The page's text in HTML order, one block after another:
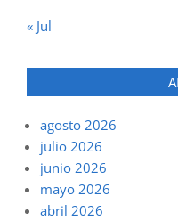
« Jul
agosto 2026
julio 2026
junio 2026
mayo 2026
abril 2026